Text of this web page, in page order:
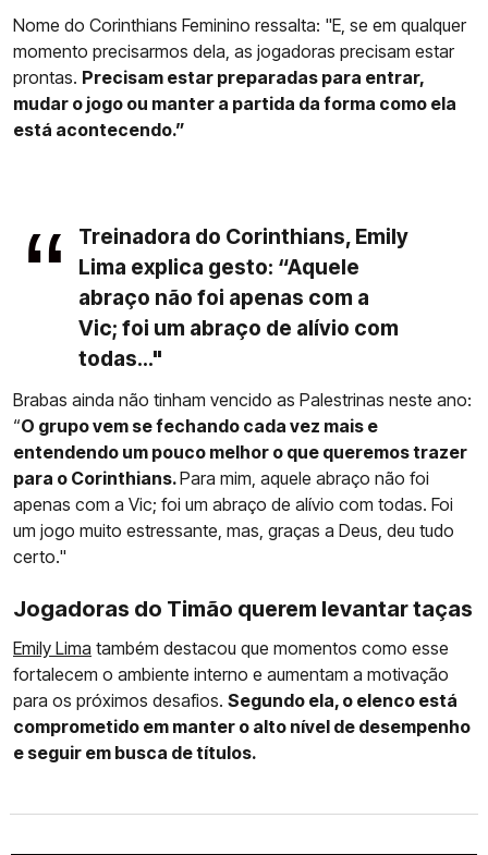
Nome do Corinthians Feminino ressalta: "E, se em qualquer
momento precisarmos dela, as jogadoras precisam estar
prontas. Precisam estar preparadas para entrar,
mudar o jogo ou manter a partida da forma como ela
está acontecendo.”
Treinadora do Corinthians, Emily
Lima explica gesto: “Aquele
abraço não foi apenas com a
Vic; foi um abraço de alívio com
todas..."
Brabas ainda não tinham vencido as Palestrinas neste ano:
“O grupo vem se fechando cada vez mais e
entendendo um pouco melhor o que queremos trazer
para o Corinthians.Para mim, aquele abraço não foi
apenas com a Vic; foi um abraço de alívio com todas. Foi
um jogo muito estressante, mas, graças a Deus, deu tudo
certo."
Jogadoras do Timão querem levantar taças
Emily Lima também destacou que momentos como esse
fortalecem o ambiente interno e aumentam a motivação
para os próximos desafios. Segundo ela, o elenco está
comprometido em manter o alto nível de desempenho
e seguir em busca de títulos.